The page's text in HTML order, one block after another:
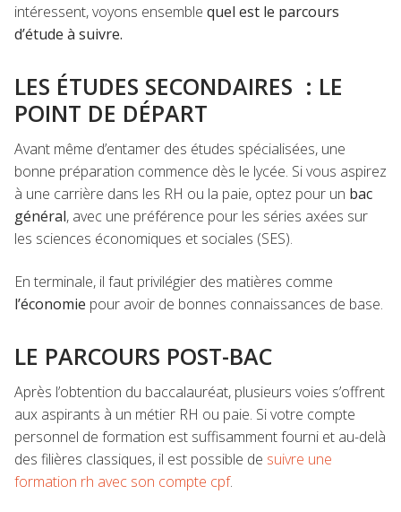
intéressent, voyons ensemble quel est le parcours
d’étude à suivre.
LES ÉTUDES SECONDAIRES : LE
POINT DE DÉPART
Avant même d’entamer des études spécialisées, une
bonne préparation commence dès le lycée. Si vous aspirez
à une carrière dans les RH ou la paie, optez pour un bac
général, avec une préférence pour les séries axées sur
les sciences économiques et sociales (SES).
En terminale, il faut privilégier des matières comme
l’économie pour avoir de bonnes connaissances de base.
LE PARCOURS POST-BAC
Après l’obtention du baccalauréat, plusieurs voies s’offrent
aux aspirants à un métier RH ou paie. Si votre compte
personnel de formation est suffisamment fourni et au-delà
des filières classiques, il est possible de suivre une
formation rh avec son compte cpf.